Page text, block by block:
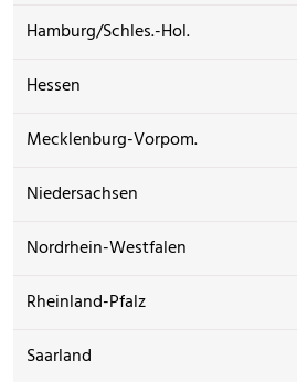
Hamburg/Schles.-Hol.
Hessen
Mecklenburg-Vorpom.
Niedersachsen
Nordrhein-Westfalen
Rheinland-Pfalz
Saarland